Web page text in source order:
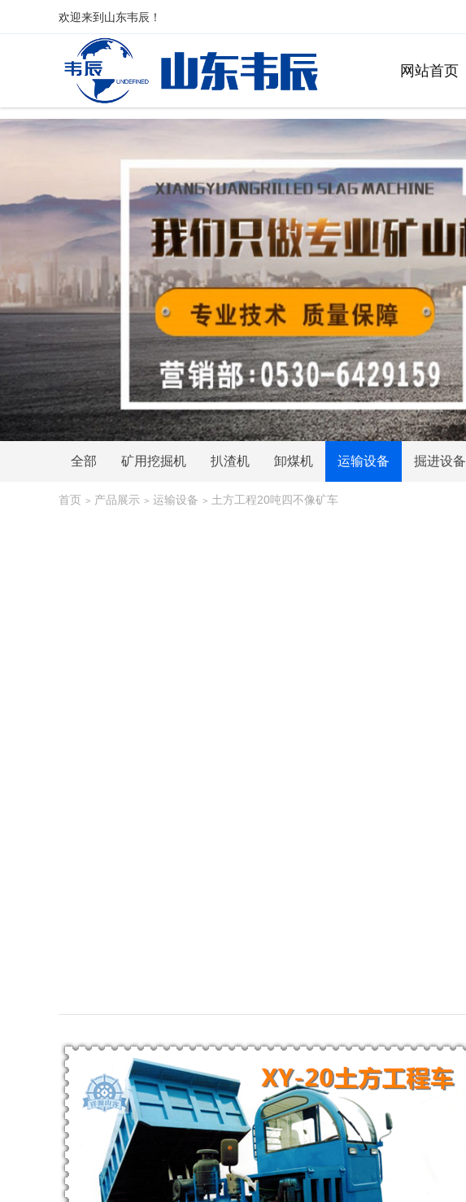
欢迎来到 山东韦辰 ！
网站首页
全部 矿用挖掘机 扒渣机 卸煤机 运输设备 掘进设备
首页 > 产品展示 > 运输设备 > 土方工程20吨四不像矿车